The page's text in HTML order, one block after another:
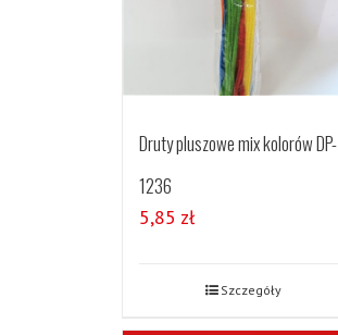
Druty pluszowe mix kolorów DP-
1236
5,85 zł
Szczegóły